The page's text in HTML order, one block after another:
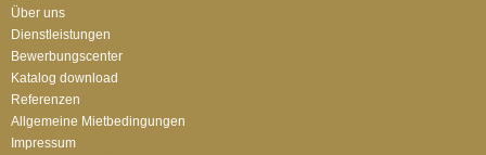
Über uns
Dienstleistungen
Bewerbungscenter
Katalog download
Referenzen
Allgemeine Mietbedingungen
Impressum